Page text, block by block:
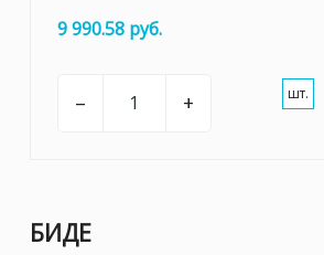
9 990.58 руб.
– + шт.
БИДЕ